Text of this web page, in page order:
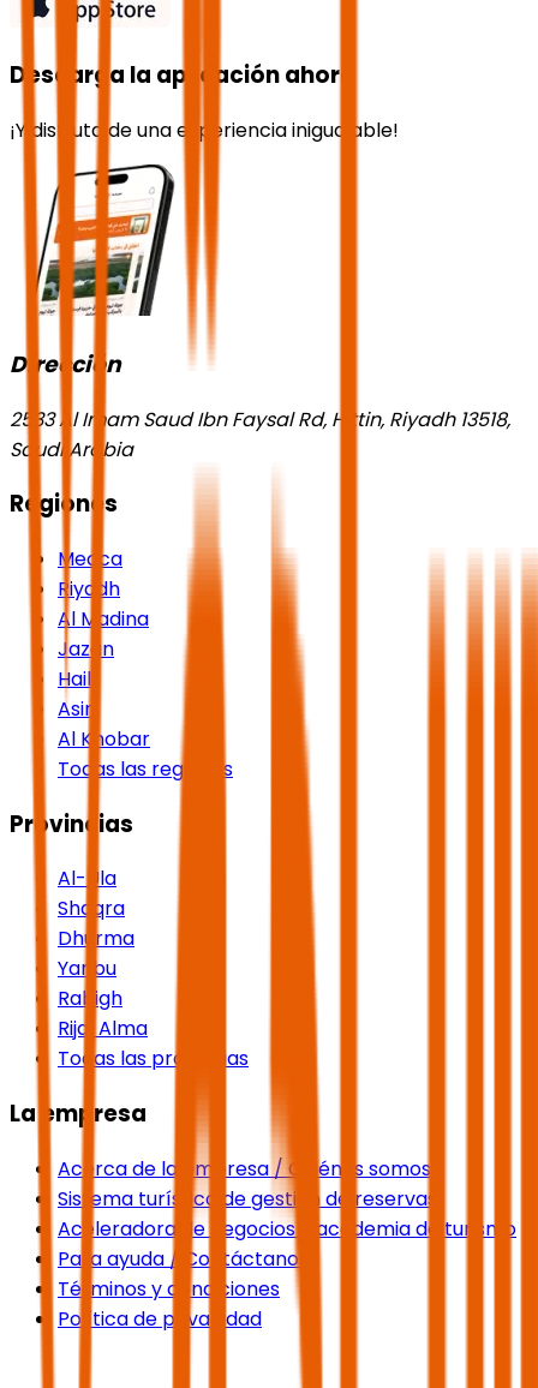
Descarga la aplicación ahora
¡Y disfruta de una experiencia inigualable!
Dirección
2533 Al Imam Saud Ibn Faysal Rd, Hittin, Riyadh 13518,
Saudi Arabia
Regiones
Mecca
Riyadh
Al Madina
Jazan
Hail
Asir
Al Khobar
Todas las regiones
Provincias
Al-Ula
Shaqra
Dhurma
Yanbu
Rabigh
Rijal Alma
Todas las provincias
La empresa
Acerca de la empresa / Quiénes somos
Sistema turístico de gestión de reservas
Aceleradora de negocios y academia de turismo
Para ayuda / Contáctanos
Términos y condiciones
Política de privacidad